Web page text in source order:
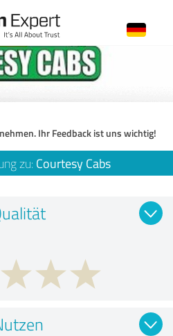
Ihr Feedback ist uns wichtig!
zu: Courtesy Cabs